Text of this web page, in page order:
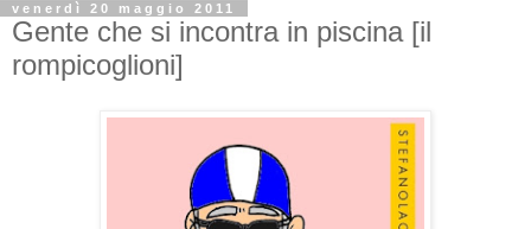
venerdì 20 maggio 2011
Gente che si incontra in piscina [il
rompicoglioni]